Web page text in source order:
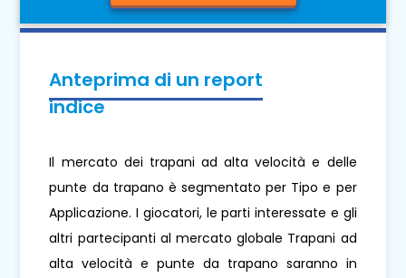
Anteprima di un report
indice
Il mercato dei trapani ad alta velocità e delle
punte da trapano è segmentato per Tipo e per
Applicazione. I giocatori, le parti interessate e gli
altri partecipanti al mercato globale Trapani ad
alta velocità e punte da trapano saranno in